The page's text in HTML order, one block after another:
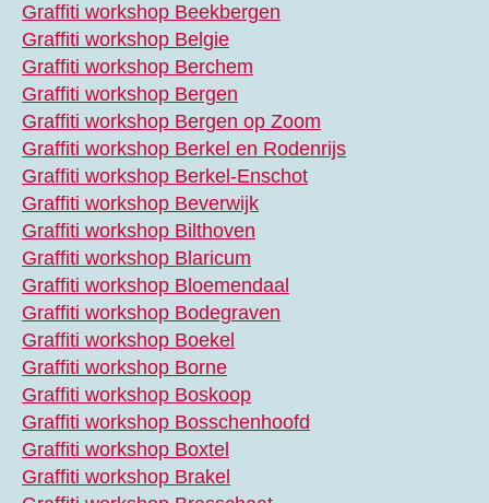
Graffiti workshop Beekbergen
Graffiti workshop Belgie
Graffiti workshop Berchem
Graffiti workshop Bergen
Graffiti workshop Bergen op Zoom
Graffiti workshop Berkel en Rodenrijs
Graffiti workshop Berkel-Enschot
Graffiti workshop Beverwijk
Graffiti workshop Bilthoven
Graffiti workshop Blaricum
Graffiti workshop Bloemendaal
Graffiti workshop Bodegraven
Graffiti workshop Boekel
Graffiti workshop Borne
Graffiti workshop Boskoop
Graffiti workshop Bosschenhoofd
Graffiti workshop Boxtel
Graffiti workshop Brakel